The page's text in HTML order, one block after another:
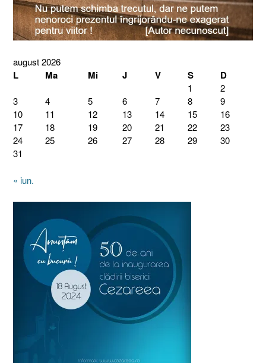
august 2026
L Ma Mi J V S D
1
2
3
4 5 6 7 8
9
10
11 12 13 14 15
16
17
18 19 20 21 22
23
24
25 26 27 28 29
30
31
« iun.